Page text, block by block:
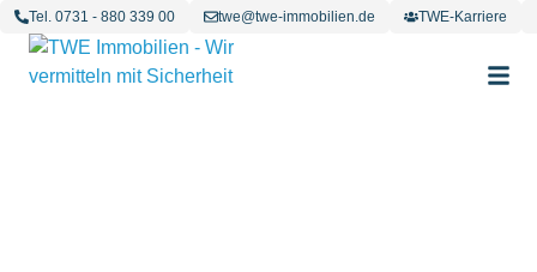
Tel. 0731 - 880 339 00 twe@twe-immobilien.de TWE-Karriere